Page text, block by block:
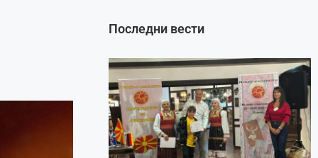
Последни вести